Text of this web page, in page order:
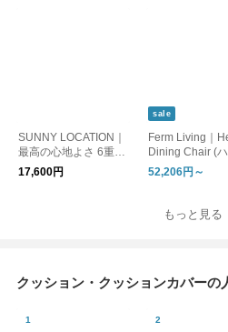
SUNNY LOCATION｜
最高の心地よさ 6重ガ
ーゼリバーシブルブラ
ンケット
17,600円
sale
Ferm Living｜
Dining Chair (ハ
ン ダイニングチ
日本正規販売
52,206円～
もっと見る
クッション・クッションカバーの